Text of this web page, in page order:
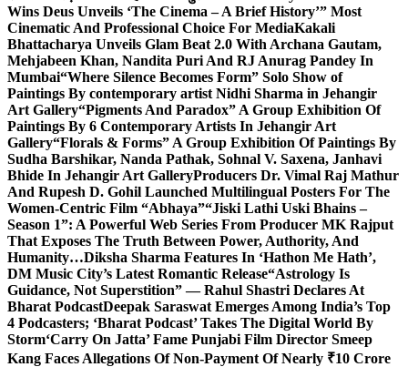
Wins Deus Unveils ‘The Cinema – A Brief History’” Most
Cinematic And Professional Choice For MediaKakali
Bhattacharya Unveils Glam Beat 2.0 With Archana Gautam,
Mehjabeen Khan, Nandita Puri And RJ Anurag Pandey In
Mumbai“Where Silence Becomes Form” Solo Show of
Paintings By contemporary artist Nidhi Sharma in Jehangir
Art Gallery“Pigments And Paradox” A Group Exhibition Of
Paintings By 6 Contemporary Artists In Jehangir Art
Gallery“Florals & Forms” A Group Exhibition Of Paintings By
Sudha Barshikar, Nanda Pathak, Sohnal V. Saxena, Janhavi
Bhide In Jehangir Art GalleryProducers Dr. Vimal Raj Mathur
And Rupesh D. Gohil Launched Multilingual Posters For The
Women-Centric Film “Abhaya”“Jiski Lathi Uski Bhains –
Season 1”: A Powerful Web Series From Producer MK Rajput
That Exposes The Truth Between Power, Authority, And
Humanity…Diksha Sharma Features In ‘Hathon Me Hath’,
DM Music City’s Latest Romantic Release“Astrology Is
Guidance, Not Superstition” — Rahul Shastri Declares At
Bharat PodcastDeepak Saraswat Emerges Among India’s Top
4 Podcasters; ‘Bharat Podcast’ Takes The Digital World By
Storm‘Carry On Jatta’ Fame Punjabi Film Director Smeep
Kang Faces Allegations Of Non-Payment Of Nearly ₹10 Crore